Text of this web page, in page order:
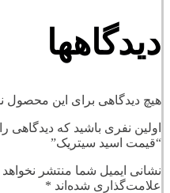
دیدگاهها
هیچ دیدگاهی برای این
اولین نفری باشید که دیدگاهی
“قیمت اسید سیتریک”
نشانی ایمیل شما منتشر
علامت‌گذاری شده‌اند *